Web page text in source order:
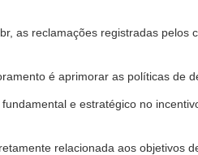
as reclamações registradas
é aprimorar as políticas de
e estratégico no
relacionada aos objetivos